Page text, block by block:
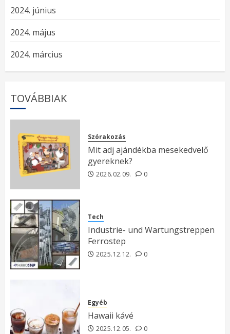
2024. június
2024. május
2024. március
TOVÁBBIAK
Szórakozás
Mit adj ajándékba mesekedvelő
gyereknek?
2026.02.09. 0
Tech
Industrie- und Wartungstreppen
Ferrostep
2025.12.12. 0
Egyéb
Hawaii kávé
2025.12.05. 0